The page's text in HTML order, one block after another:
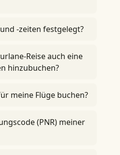
-zeiten festgelegt?
Reise auch eine
hinzubuchen?
meine Flüge buchen?
(PNR) meiner